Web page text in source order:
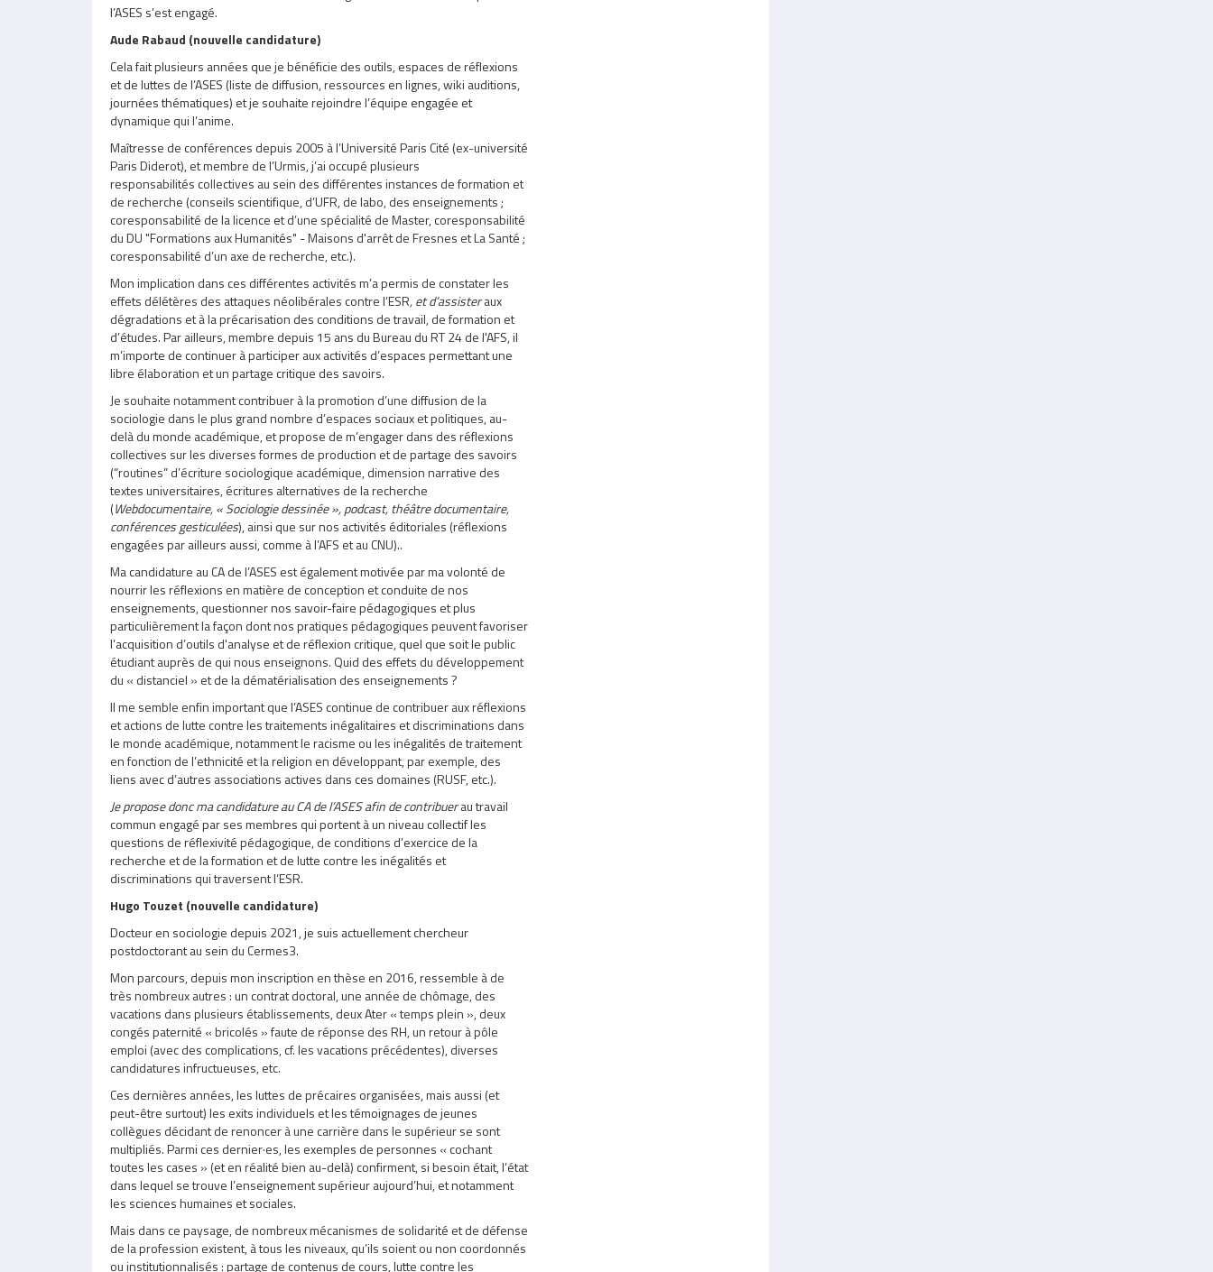
l’ASES s’est engagé.
Aude Rabaud (nouvelle candidature)
Cela fait plusieurs années que je bénéficie des outils, espaces de réflexions
et de luttes de l’ASES (liste de diffusion, ressources en lignes, wiki auditions,
journées thématiques) et je souhaite rejoindre l’équipe engagée et
dynamique qui l’anime.
Maîtresse de conférences depuis 2005 à l’Université Paris Cité (ex-université
Paris Diderot), et membre de l’Urmis, j’ai occupé plusieurs
responsabilités collectives au sein des différentes instances de formation et
de recherche (conseils scientifique, d’UFR, de labo, des enseignements ;
coresponsabilité de la licence et d’une spécialité de Master, coresponsabilité
du DU "Formations aux Humanités" - Maisons d'arrêt de Fresnes et La Santé ;
coresponsabilité d’un axe de recherche, etc.).
Mon implication dans ces différentes activités m’a permis de constater les
effets délétères des attaques néolibérales contre l’ESR,et d’assisteraux
dégradations et à la précarisation des conditions de travail, de formation et
d’études. Par ailleurs, membre depuis 15 ans du Bureau du RT 24 de l'AFS, il
m’importe de continuer à participer aux activités d’espaces permettant une
libre élaboration et un partage critique des savoirs.
Je souhaite notamment contribuer à la promotion d’une diffusion de la
sociologie dans le plus grand nombre d’espaces sociaux et politiques, au-
delà du monde académique, et propose de m’engager dans des réflexions
collectives sur les diverses formes de production et de partage des savoirs
(“routines” d’écriture sociologique académique, dimension narrative des
textes universitaires, écritures alternatives de la recherche
(Webdocumentaire, « Sociologie dessinée », podcast, théâtre documentaire,
conférences gesticulées), ainsi que sur nos activités éditoriales (réflexions
engagées par ailleurs aussi, comme à l’AFS et au CNU)..
Ma candidature au CA de l’ASES est également motivée par ma volonté de
nourrir les réflexions en matière de conception et conduite de nos
enseignements, questionner nos savoir-faire pédagogiques et plus
particulièrement la façon dont nos pratiques pédagogiques peuvent favoriser
l’acquisition d’outils d'analyse et de réflexion critique, quel que soit le public
étudiant auprès de qui nous enseignons. Quid des effets du développement
du « distanciel » et de la dématérialisation des enseignements ?
Il me semble enfin important que l’ASES continue de contribuer aux réflexions
et actions de lutte contre les traitements inégalitaires et discriminations dans
le monde académique, notamment le racisme ou les inégalités de traitement
en fonction de l’ethnicité et la religion en développant, par exemple, des
liens avec d’autres associations actives dans ces domaines (RUSF, etc.).
Je propose donc ma candidature au CA de l’ASES afin de contribuerau travail
commun engagé par ses membres qui portent à un niveau collectif les
questions de réflexivité pédagogique, de conditions d’exercice de la
recherche et de la formation et de lutte contre les inégalités et
discriminations qui traversent l’ESR.
Hugo Touzet (nouvelle candidature)
Docteur en sociologie depuis 2021, je suis actuellement chercheur
postdoctorant au sein du Cermes3.
Mon parcours, depuis mon inscription en thèse en 2016, ressemble à de
très nombreux autres : un contrat doctoral, une année de chômage, des
vacations dans plusieurs établissements, deux Ater « temps plein », deux
congés paternité « bricolés » faute de réponse des RH, un retour à pôle
emploi (avec des complications, cf. les vacations précédentes), diverses
candidatures infructueuses, etc.
Ces dernières années, les luttes de précaires organisées, mais aussi (et
peut-être surtout) les exits individuels et les témoignages de jeunes
collègues décidant de renoncer à une carrière dans le supérieur se sont
multipliés. Parmi ces dernier·es, les exemples de personnes « cochant
toutes les cases » (et en réalité bien au-delà) confirment, si besoin était, l’état
dans lequel se trouve l’enseignement supérieur aujourd’hui, et notamment
les sciences humaines et sociales.
Mais dans ce paysage, de nombreux mécanismes de solidarité et de défense
de la profession existent, à tous les niveaux, qu’ils soient ou non coordonnés
ou institutionnalisés : partage de contenus de cours, lutte contre les